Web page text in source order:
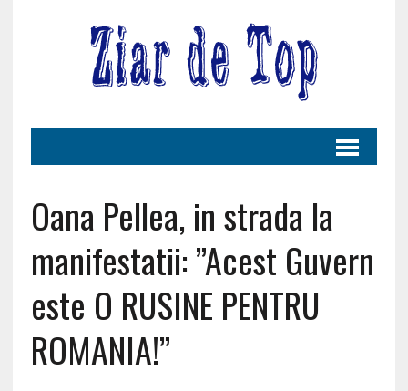
Oana Pellea, in strada la
manifestatii: ”Acest Guvern
este O RUSINE PENTRU
ROMANIA!”